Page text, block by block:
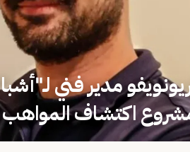
مدير فني
اكتشاف المواهب